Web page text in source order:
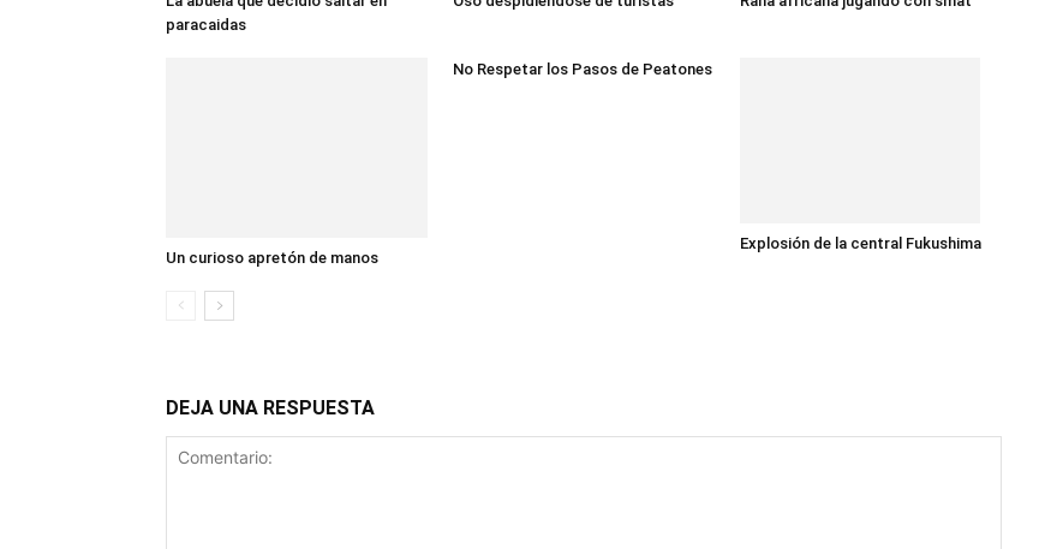
paracaidas
Un curioso apretón de manos
No Respetar los Pasos de Peatones
Explosión de la central Fukushima
DEJA UNA RESPUESTA